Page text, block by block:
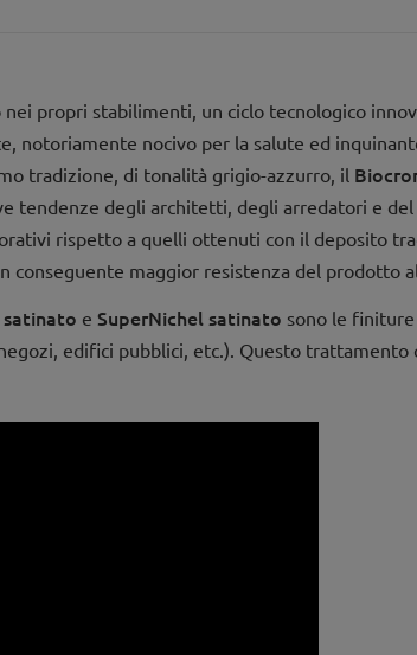
nei propri stabilimenti, un ciclo tecnologico
notoriamente nocivo per la salute ed
tradizione, di tonalità grigio-azzurro, il
tendenze degli architetti, degli arredatori e
rispetto a quelli ottenuti con il deposito
maggior resistenza del prodotto
satinato e SuperNichel satinato sono le
edifici pubblici, etc.). Questo trattamento